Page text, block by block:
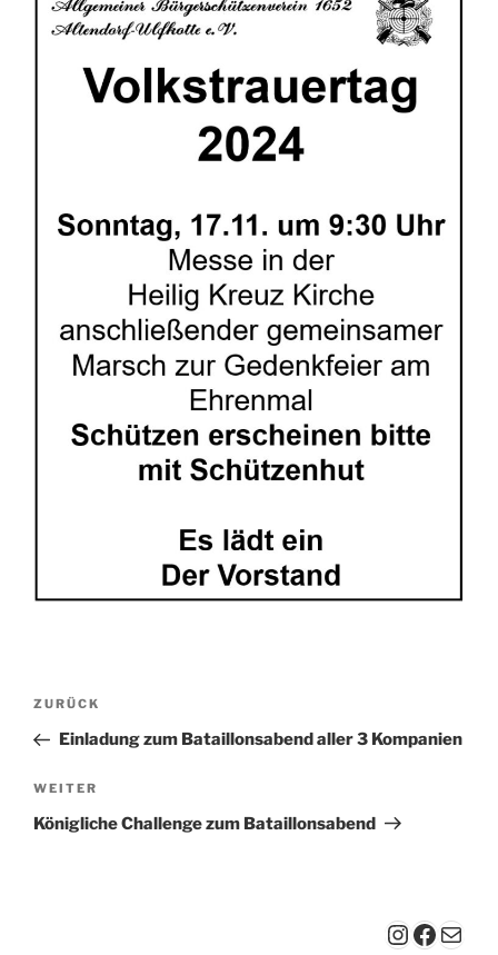
Beitragsnavigation
Vorheriger
Beitrag
ZURÜCK
Einladung zum Bataillonsabend aller 3 Kompanien
Nächster
Beitrag
WEITER
Königliche Challenge zum Bataillonsabend
E-Mail